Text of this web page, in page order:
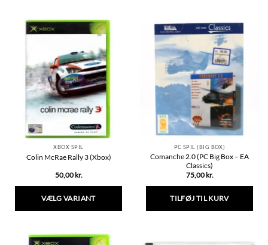
har
flere
Mulighederne
kan
vælges
på
varesiden
XBOX SPIL
Colin McRae Rally 3 (Xbox)
50,00 kr.
VÆLG VARIANT
har
PC SPIL (BIG BOX)
Comanche 2.0 (PC Big Box – EA
Classics)
75,00 kr.
TILFØJ TIL KURV